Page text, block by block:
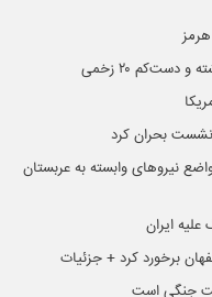
دست‌کم ۲۰ زخمی
نشست بحران کرد
نیروهای وابسته به عربستان
ایران
جنگی است